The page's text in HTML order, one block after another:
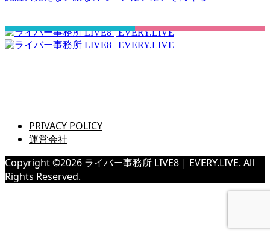
PRIVACY POLICY
運営会社
Copyright ©2026 ライバー事務所 LIVE8 | EVERY.LIVE. All
Rights Reserved.